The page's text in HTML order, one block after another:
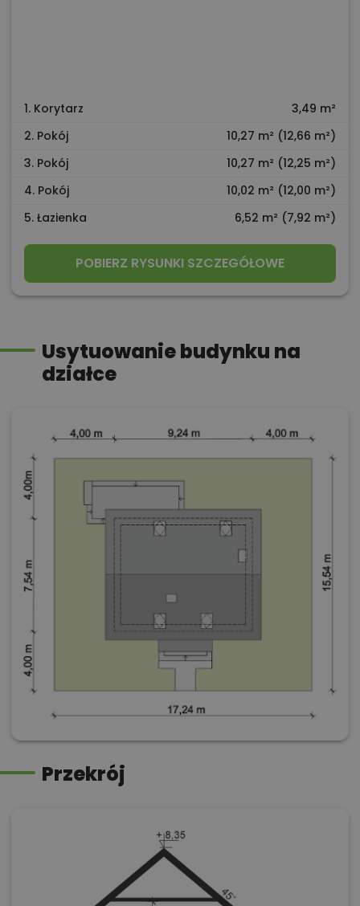
1. Korytarz
3,49 m²
2. Pokój
10,27 m² (12,66 m²)
3. Pokój
10,27 m² (12,25 m²)
4. Pokój
10,02 m² (12,00 m²)
5. Łazienka
6,52 m² (7,92 m²)
POBIERZ RYSUNKI SZCZEGÓŁOWE
Usytuowanie budynku na
działce
Przekrój